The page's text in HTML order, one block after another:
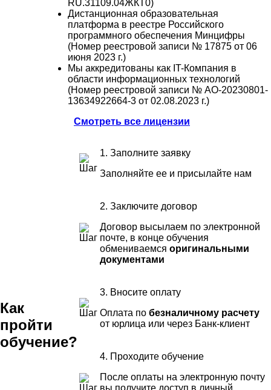
RU.31109.04ЖКТ0)
Дистанционная образовательная
платформа в реестре Российского
программного обеспечения Минцифры
(Номер реестровой записи № 17875 от 06
июня 2023 г.)
Мы аккредитованы как IT-Компания в
области информационных технологий
(Номер реестровой записи № АО-20230801-
13634922664-3 от 02.08.2023 г.)
Смотреть все лицензии
Как
пройти
обучение?
1. Заполните заявку
Заполняйте ее и присылайте нам
2. Заключите договор
Договор высылаем по электронной
почте, в конце обучения
обмениваемся оригинальными
документами
3. Вносите оплату
Оплата по безналичному расчету
от юрлица или через Банк-клиент
4. Проходите обучение
После оплаты на электронную почту
вы получите доступ в личный